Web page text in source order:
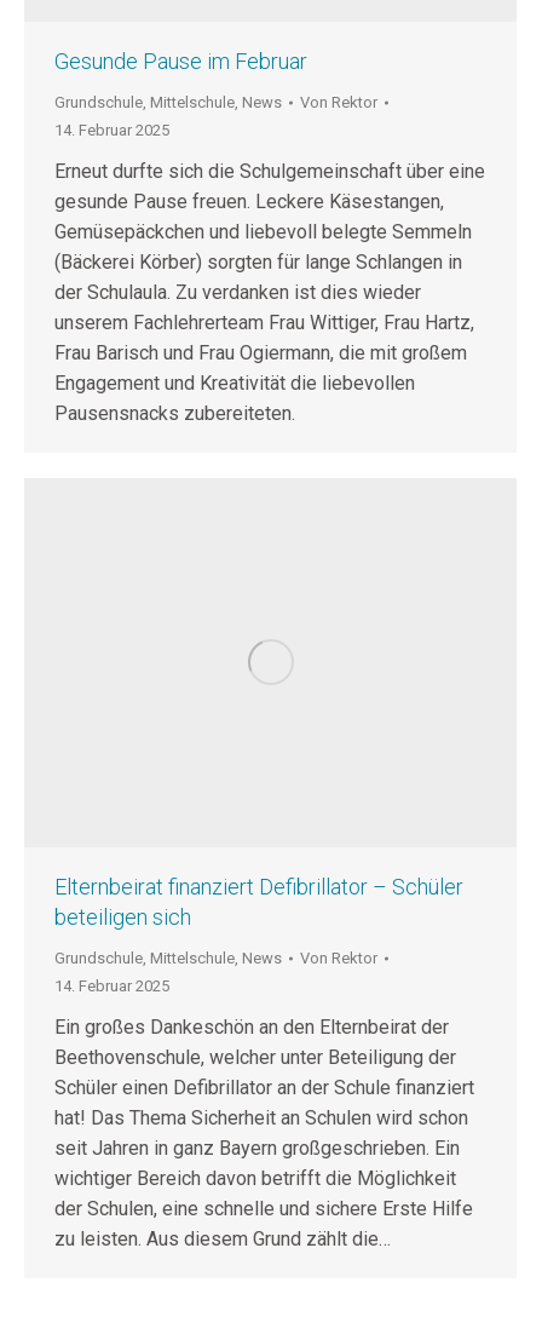
Gesunde Pause im Februar
Grundschule, Mittelschule, News Von Rektor
14. Februar 2025
Erneut durfte sich die Schulgemeinschaft über eine
gesunde Pause freuen. Leckere Käsestangen,
Gemüsepäckchen und liebevoll belegte Semmeln
(Bäckerei Körber) sorgten für lange Schlangen in
der Schulaula. Zu verdanken ist dies wieder
unserem Fachlehrerteam Frau Wittiger, Frau Hartz,
Frau Barisch und Frau Ogiermann, die mit großem
Engagement und Kreativität die liebevollen
Pausensnacks zubereiteten.
Elternbeirat finanziert Defibrillator – Schüler
beteiligen sich
Grundschule, Mittelschule, News Von Rektor
14. Februar 2025
Ein großes Dankeschön an den Elternbeirat der
Beethovenschule, welcher unter Beteiligung der
Schüler einen Defibrillator an der Schule finanziert
hat! Das Thema Sicherheit an Schulen wird schon
seit Jahren in ganz Bayern großgeschrieben. Ein
wichtiger Bereich davon betrifft die Möglichkeit
der Schulen, eine schnelle und sichere Erste Hilfe
zu leisten. Aus diesem Grund zählt die…